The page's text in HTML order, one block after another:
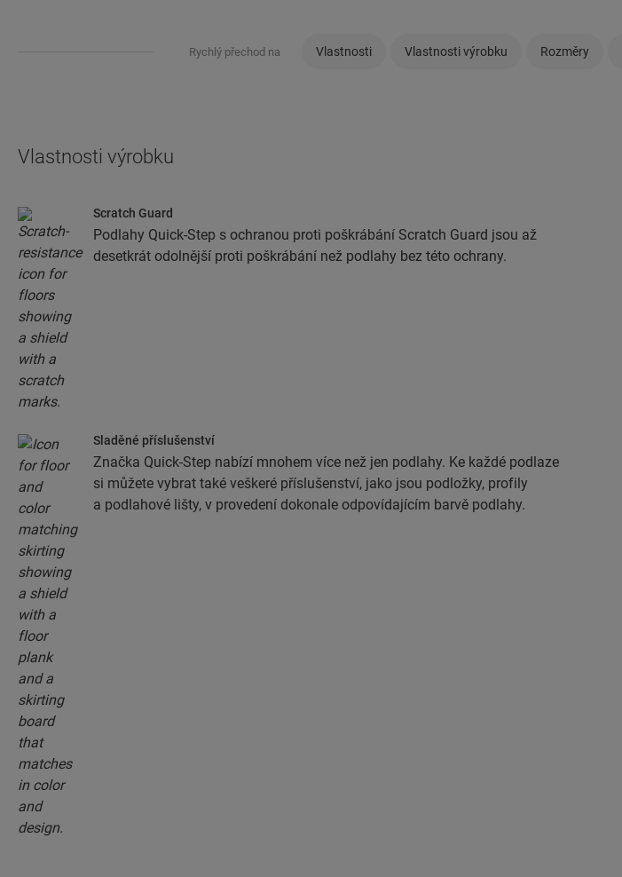
Rychlý přechod na Vlastnosti Vlastnosti výrobku Rozměry
Vlastnosti výrobku
Scratch Guard
Podlahy Quick-Step s ochranou proti poškrábání Scratch Guard jsou až
desetkrát odolnější proti poškrábání než podlahy bez této ochrany.
Sladěné příslušenství
Značka Quick-Step nabízí mnohem více než jen podlahy. Ke každé podlaze
si můžete vybrat také veškeré příslušenství, jako jsou podložky, profily
a podlahové lišty, v provedení dokonale odpovídajícím barvě podlahy.